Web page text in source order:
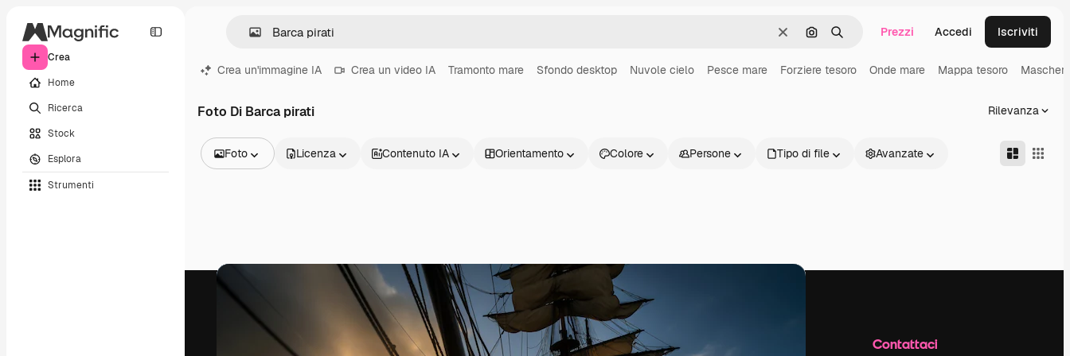
Crea
Home
Ricerca
Stock
Esplora
Strumenti
CancellaCerca per immagine
Ricerca Prezzi Accedi Iscriviti
Crea un'immagine IA Crea un video IA Tramonto mare Sfondo desktop Nuvole cielo Pesce mare Forziere tesoro Onde mare Mappa tesoro
Foto Di Barca pirati Rilevanza
Foto
Video
Clip video
Motion graphic
Modelli di video
Licenza Contenuto IA Orientamento Colore Persone Tipo di file Avanzate
Prodotti Inizia Contattaci